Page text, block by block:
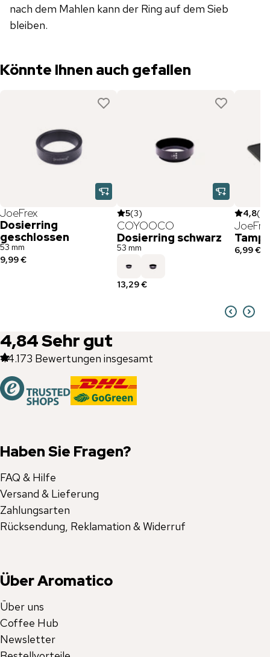
nach dem Mahlen kann der Ring auf dem Sieb
bleiben.
Könnte Ihnen auch gefallen
JoeFrex
Dosierring
geschlossen
53 mm
9,99 €
5(3)
COYOOCO
Dosierring schwarz
53 mm
13,29 €
4,8(
6,99 €
4,84Sehr gut
44.173 Bewertungen insgesamt
Haben Sie Fragen?
FAQ & Hilfe
Versand & Lieferung
Zahlungsarten
Rücksendung, Reklamation & Widerruf
Über Aromatico
Über uns
Coffee Hub
Newsletter